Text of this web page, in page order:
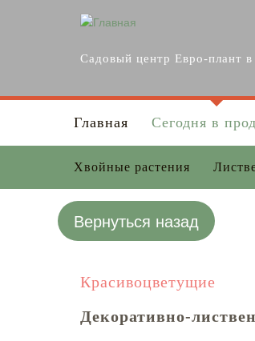
Садовый центр Евро-плант в
Главная Сегодня в
Хвойные растения
Вернуться назад
Красивоцветущие
Декоративно-